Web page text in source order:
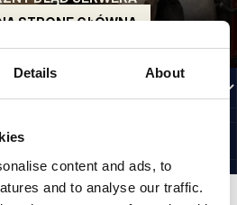
Details About
content and ads, to
and to analyse our traffic.
STRONĘ GŁÓWNĄ
fighterzy i uparci indywidualiści.
Z O.O. ALL RIGHTS RESERVED.
SITE CREDITS
DO GÓRY